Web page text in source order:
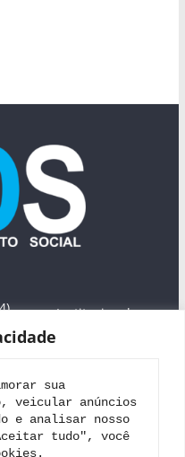
sua
veicular anúncios
e analisar nosso
tudo", você
Institucional
Jerusalém
Editais
Parceiros